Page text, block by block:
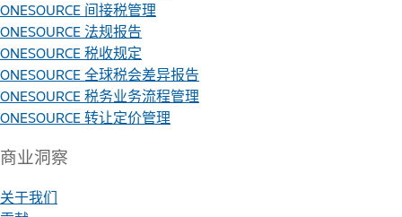
ONESOURCE 间接税管理
ONESOURCE 法规报告
ONESOURCE 税收规定
ONESOURCE 全球税会差异报告
ONESOURCE 税务业务流程管理
ONESOURCE 转让定价管理
商业洞察
关于我们